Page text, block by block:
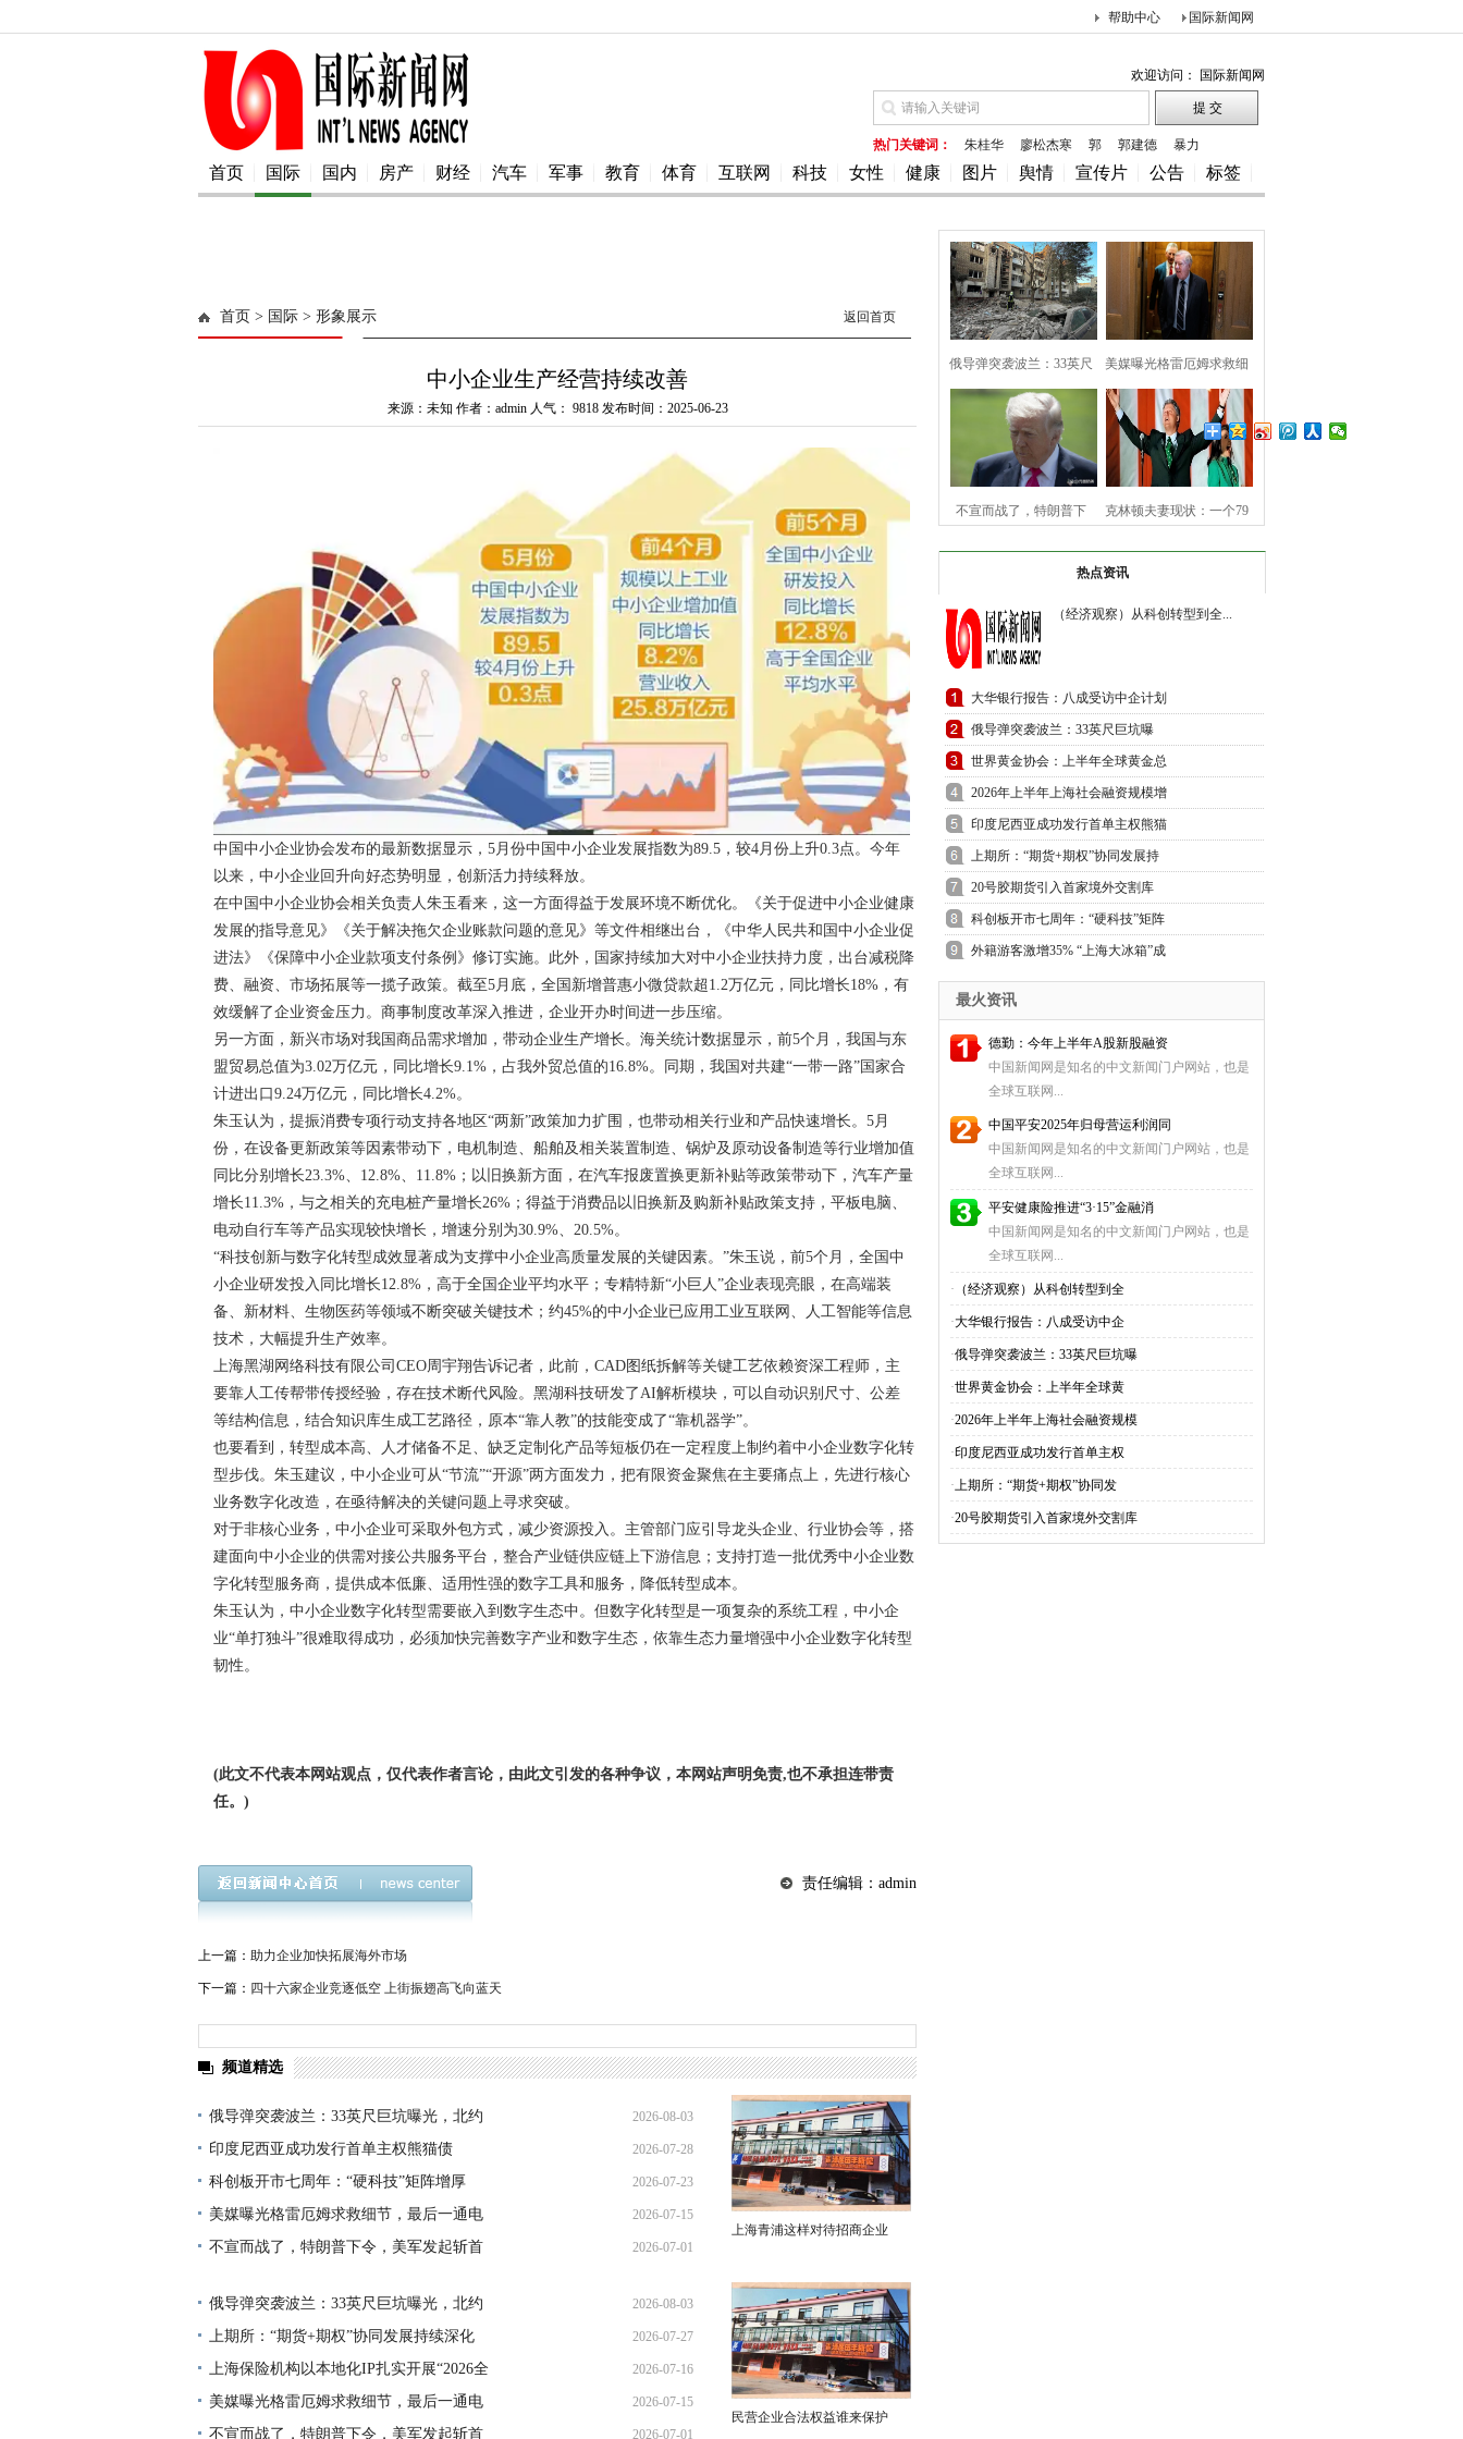
国际新闻网
帮助中心
欢迎访问： 国际新闻网
热门关键词： 朱桂华 廖松杰寒 郭 郭建德 暴力
首页 国际 国内 房产 财经 汽车 军事 教育 体育 互联网 科技 女性 健康 图片 舆情 宣传片 公告 标签
首页 > 国际 > 形象展示 返回首页
中小企业生产经营持续改善
来源：未知 作者：admin 人气： 9818 发布时间：2025-06-23
中国中小企业协会发布的最新数据显示，5月份中国中小企业发展指数为89.5，较4月份上升0.3点。今年
以来，中小企业回升向好态势明显，创新活力持续释放。
在中国中小企业协会相关负责人朱玉看来，这一方面得益于发展环境不断优化。《关于促进中小企业健康
发展的指导意见》《关于解决拖欠企业账款问题的意见》等文件相继出台，《中华人民共和国中小企业促
进法》《保障中小企业款项支付条例》修订实施。此外，国家持续加大对中小企业扶持力度，出台减税降
费、融资、市场拓展等一揽子政策。截至5月底，全国新增普惠小微贷款超1.2万亿元，同比增长18%，有
效缓解了企业资金压力。商事制度改革深入推进，企业开办时间进一步压缩。
另一方面，新兴市场对我国商品需求增加，带动企业生产增长。海关统计数据显示，前5个月，我国与东
盟贸易总值为3.02万亿元，同比增长9.1%，占我外贸总值的16.8%。同期，我国对共建“一带一路”国家合
计进出口9.24万亿元，同比增长4.2%。
朱玉认为，提振消费专项行动支持各地区“两新”政策加力扩围，也带动相关行业和产品快速增长。5月
份，在设备更新政策等因素带动下，电机制造、船舶及相关装置制造、锅炉及原动设备制造等行业增加值
同比分别增长23.3%、12.8%、11.8%；以旧换新方面，在汽车报废置换更新补贴等政策带动下，汽车产量
增长11.3%，与之相关的充电桩产量增长26%；得益于消费品以旧换新及购新补贴政策支持，平板电脑、
电动自行车等产品实现较快增长，增速分别为30.9%、20.5%。
“科技创新与数字化转型成效显著成为支撑中小企业高质量发展的关键因素。”朱玉说，前5个月，全国中
小企业研发投入同比增长12.8%，高于全国企业平均水平；专精特新“小巨人”企业表现亮眼，在高端装
备、新材料、生物医药等领域不断突破关键技术；约45%的中小企业已应用工业互联网、人工智能等信息
技术，大幅提升生产效率。
上海黑湖网络科技有限公司CEO周宇翔告诉记者，此前，CAD图纸拆解等关键工艺依赖资深工程师，主
要靠人工传帮带传授经验，存在技术断代风险。黑湖科技研发了AI解析模块，可以自动识别尺寸、公差
等结构信息，结合知识库生成工艺路径，原本“靠人教”的技能变成了“靠机器学”。
也要看到，转型成本高、人才储备不足、缺乏定制化产品等短板仍在一定程度上制约着中小企业数字化转
型步伐。朱玉建议，中小企业可从“节流”“开源”两方面发力，把有限资金聚焦在主要痛点上，先进行核心
业务数字化改造，在亟待解决的关键问题上寻求突破。
对于非核心业务，中小企业可采取外包方式，减少资源投入。主管部门应引导龙头企业、行业协会等，搭
建面向中小企业的供需对接公共服务平台，整合产业链供应链上下游信息；支持打造一批优秀中小企业数
字化转型服务商，提供成本低廉、适用性强的数字工具和服务，降低转型成本。
朱玉认为，中小企业数字化转型需要嵌入到数字生态中。但数字化转型是一项复杂的系统工程，中小企
业“单打独斗”很难取得成功，必须加快完善数字产业和数字生态，依靠生态力量增强中小企业数字化转型
韧性。
(此文不代表本网站观点，仅代表作者言论，由此文引发的各种争议，本网站声明免责,也不承担连带责
任。)
责任编辑：admin
上一篇： 助力企业加快拓展海外市场
下一篇： 四十六家企业竞逐低空 上街振翅高飞向蓝天
频道精选
俄导弹突袭波兰：33英尺巨坑曝光，北约 2026-08-03
01:45:28
印度尼西亚成功发行首单主权熊猫债 2026-07-28
21:11:10
科创板开市七周年：“硬科技”矩阵增厚 2026-07-23
17:02:44
美媒曝光格雷厄姆求救细节，最后一通电 2026-07-15
12:35:31
不宣而战了，特朗普下令，美军发起斩首 2026-07-01
俄导弹突袭波兰：33英尺巨坑曝光，北约 2026-08-03
01:45:28
上期所：“期货+期权”协同发展持续深化 2026-07-27
13:02:22
上海保险机构以本地化IP扎实开展“2026全 2026-07-16
21:40:30
美媒曝光格雷厄姆求救细节，最后一通电 2026-07-15
12:35:31
不宣而战了，特朗普下令，美军发起斩首 2026-07-01
上海青浦这样对待招商企业
民营企业合法权益谁来保护
俄导弹突袭波兰：33英尺
巨坑
美媒曝光格雷厄姆求救细
节，
不宣而战了，特朗普下 克林顿夫妻现状：一个79
热点资讯
（经济观察）从科创转型到全...
大华银行报告：八成受访中企计划
未
俄导弹突袭波兰：33英尺巨坑曝
光，北
世界黄金协会：上半年全球黄金总
需
2026年上半年上海社会融资规模增
加
印度尼西亚成功发行首单主权熊猫
债
上期所：“期货+期权”协同发展持
续
20号胶期货引入首家境外交割库
交割
科创板开市七周年：“硬科技”矩阵
外籍游客激增35% “上海大冰箱”成
入
最火资讯
德勤：今年上半年A股新股融资
中国新闻网是知名的中文新闻门户网站，也是
全球互联网...
中国平安2025年归母营运利润同
中国新闻网是知名的中文新闻门户网站，也是
全球互联网...
平安健康险推进“3·15”金融消
中国新闻网是知名的中文新闻门户网站，也是
全球互联网...
· （经济观察）从科创转型到全
·大华银行报告：八成受访中企
·俄导弹突袭波兰：33英尺巨坑曝
·世界黄金协会：上半年全球黄
·2026年上半年上海社会融资规模
·印度尼西亚成功发行首单主权
·上期所：“期货+期权”协同发
·20号胶期货引入首家境外交割库